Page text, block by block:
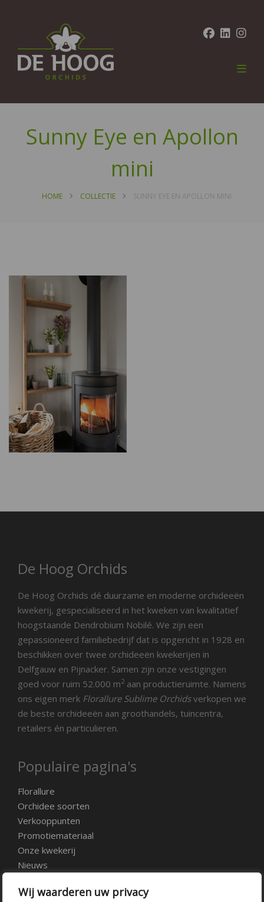
Wij waarderen uw privacy
Sunny Eye en Apollon
mini
HOME COLLECTIE SUNNY EYE EN APOLLON MINI
De Hoog Orchids
De Hoog Orchids dé duurzame en moderne orchideeën
kwekerij, gespecialiseerd in het kweken van kwalitatief
hoogstaande Dendrobium Nobilé. We zijn een
gepassioneerd familiebedrijf dat is opgericht in 1928 en
beschikken over twee orchideeën kwekerijen in
Delfgauw en Pijnacker. Samen zijn onze vestigingen
goed voor ruim 52.000 m2 aan productieruimte. Namens
ons eigen merk Florallure Sublime Orchidsverkopen we
de beste orchideeën aan groothandels, tuincentra,
retailers én particulieren.
Populaire pagina's
Florallure
Orchidee soorten
Verkooppunten
Promotiemateriaal
Onze kwekerij
Nieuws
Veelgestelde vragen